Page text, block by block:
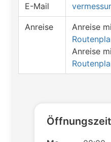
E-Mail
Anreise
Anreise
Anreise